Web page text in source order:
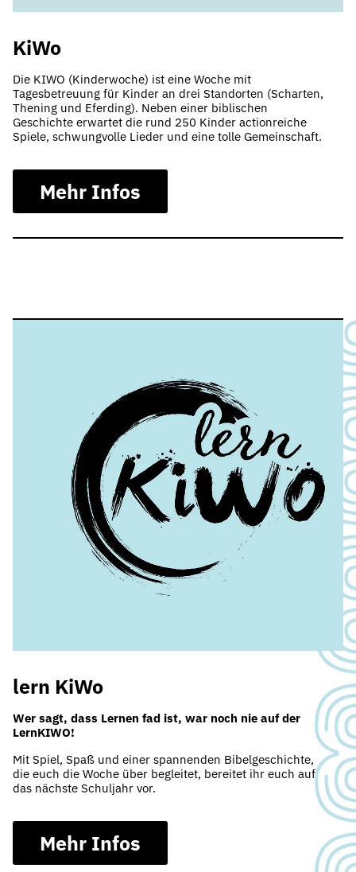
KiWo
Die KIWO (Kinderwoche) ist eine Woche mit
Tagesbetreuung für Kinder an drei Standorten (Scharten,
Thening und Eferding). Neben einer biblischen
Geschichte erwartet die rund 250 Kinder actionreiche
Spiele, schwungvolle Lieder und eine tolle Gemeinschaft.
Mehr Infos
lern KiWo
Wer sagt, dass Lernen fad ist, war noch nie auf der
LernKIWO!
Mit Spiel, Spaß und einer spannenden Bibelgeschichte,
die euch die Woche über begleitet, bereitet ihr euch auf
das nächste Schuljahr vor.
Mehr Infos